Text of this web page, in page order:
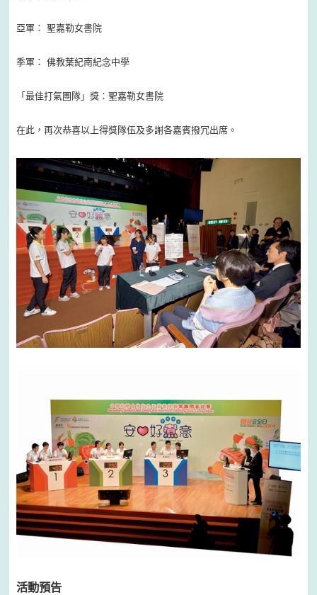
亞軍： 聖嘉勒女書院
季軍： 佛教葉紀南紀念中學
「最佳打氣圑隊」獎：聖嘉勒女書院
在此，再次恭喜以上得獎隊伍及多謝各嘉賓撥冗出席。
活動預告